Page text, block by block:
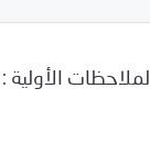
الملاحظات الأولية :